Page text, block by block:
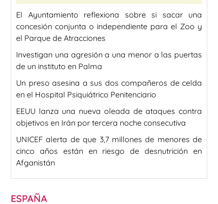
El Ayuntamiento reflexiona sobre si sacar una
concesión conjunta o independiente para el Zoo y
el Parque de Atracciones
Investigan una agresión a una menor a las puertas
de un instituto en Palma
Un preso asesina a sus dos compañeros de celda
en el Hospital Psiquiátrico Penitenciario
EEUU lanza una nueva oleada de ataques contra
objetivos en Irán por tercera noche consecutiva
UNICEF alerta de que 3,7 millones de menores de
cinco años están en riesgo de desnutrición en
Afganistán
ESPAÑA